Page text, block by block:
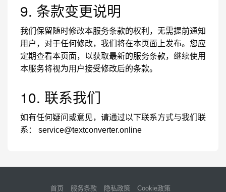
9. 条款变更说明
我们保留随时修改本服务条款的权利，无需提前通知
用户，对于任何修改，我们将在本页面上发布。您应
定期查看本页面，以获取最新的服务条款，继续使用
本服务将视为用户接受修改后的条款。
10. 联系我们
如有任何疑问或意见，请通过以下联系方式与我们联
系： service@textconverter.online
首页 服务条款 隐私政策 Cookie政策